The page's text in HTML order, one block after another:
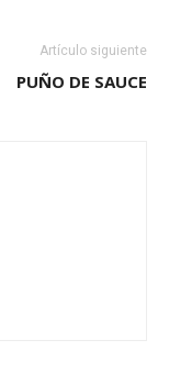
Artículo siguiente
PUÑO DE SAUCE